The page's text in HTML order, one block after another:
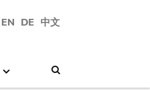
EN DE 中文